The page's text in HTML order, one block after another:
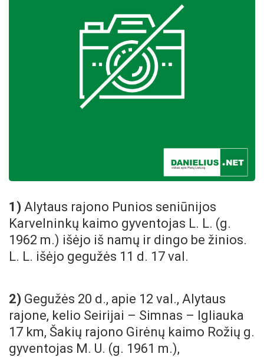
1) Alytaus rajono Punios seniūnijos
Karvelninkų kaimo gyventojas L. L. (g.
1962 m.) išėjo iš namų ir dingo be žinios.
L. L. išėjo gegužės 11 d. 17 val.
2) Gegužės 20 d., apie 12 val., Alytaus
rajone, kelio Seirijai – Simnas – Igliauka
17 km, Šakių rajono Girėnų kaimo Rožių g.
gyventojas M. U. (g. 1961 m.),